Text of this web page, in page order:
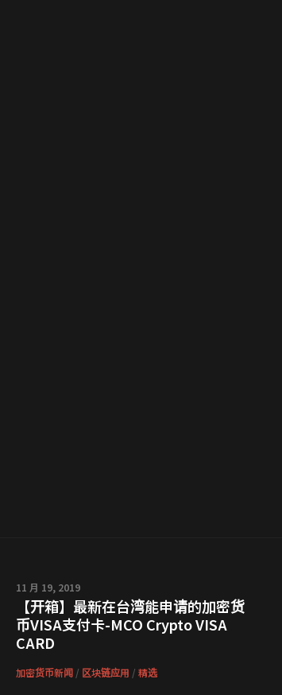
11 月 19, 2019
【开箱】最新在台湾能申请的加密货
币VISA支付卡-MCO Crypto VISA
CARD
加密货币新闻 / 区块链应用 / 精选